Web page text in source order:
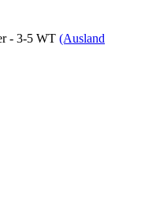
- 3-5 WT (Ausland